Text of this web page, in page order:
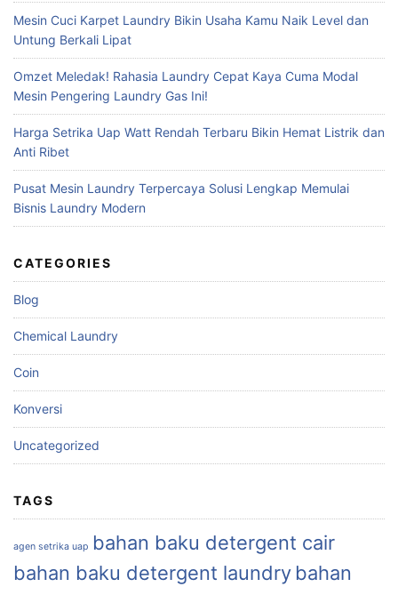
Mesin Cuci Karpet Laundry Bikin Usaha Kamu Naik Level dan
Untung Berkali Lipat
Omzet Meledak! Rahasia Laundry Cepat Kaya Cuma Modal
Mesin Pengering Laundry Gas Ini!
Harga Setrika Uap Watt Rendah Terbaru Bikin Hemat Listrik dan
Anti Ribet
Pusat Mesin Laundry Terpercaya Solusi Lengkap Memulai
Bisnis Laundry Modern
CATEGORIES
Blog
Chemical Laundry
Coin
Konversi
Uncategorized
TAGS
agen setrika uap bahan baku detergent cair
bahan baku detergent laundry bahan